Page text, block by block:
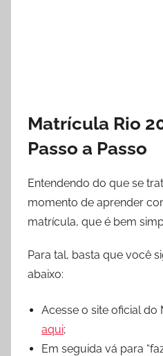
Matrícula Rio
Passo a Passo
Entendendo do que se
momento de aprender
matrícula, que é bem
Para tal, basta que você
abaixo:
Acesse o site oficial do
aqui;
Em seguida vá para